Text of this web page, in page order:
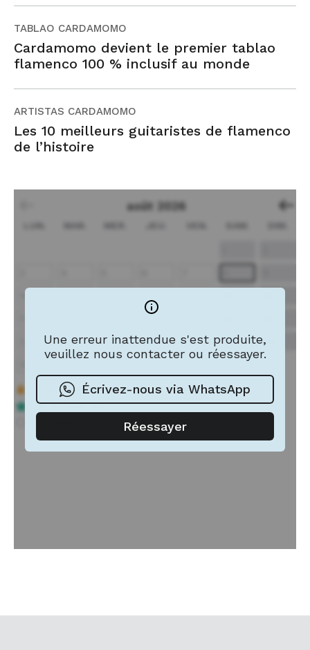
TABLAO CARDAMOMO
Cardamomo devient le premier tablao
flamenco 100 % inclusif au monde
ARTISTAS CARDAMOMO
Les 10 meilleurs guitaristes de flamenco
de l’histoire